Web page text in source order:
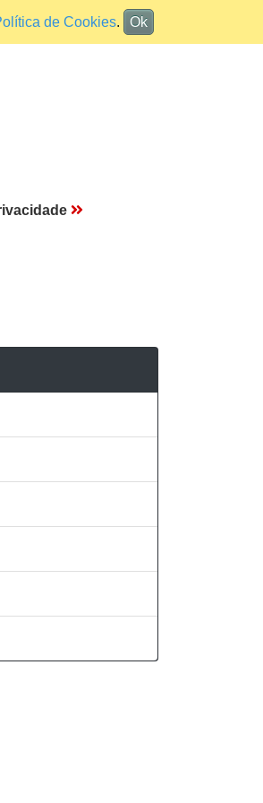
de Cookies. Ok